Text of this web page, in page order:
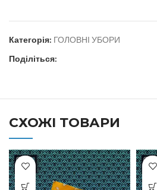
Категорія: ГОЛОВНІ УБОРИ
Поділіться:
СХОЖІ ТОВАРИ